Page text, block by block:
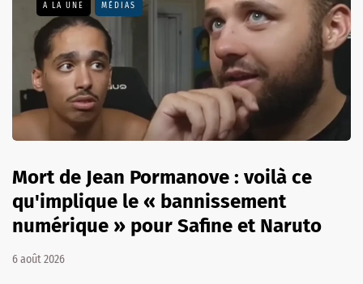
A LA UNE MÉDIAS
Mort de Jean Pormanove : voilà ce
qu'implique le « bannissement
numérique » pour Safine et Naruto
6 août 2026